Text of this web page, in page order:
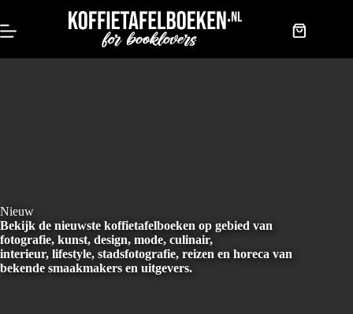
artikel
Nieuw
Bekijk de nieuwste koffietafelboeken op gebied van
fotografie, kunst, design, mode, culinair,
interieur, lifestyle, stadsfotografie, reizen en horeca van
bekende smaakmakers en uitgevers.